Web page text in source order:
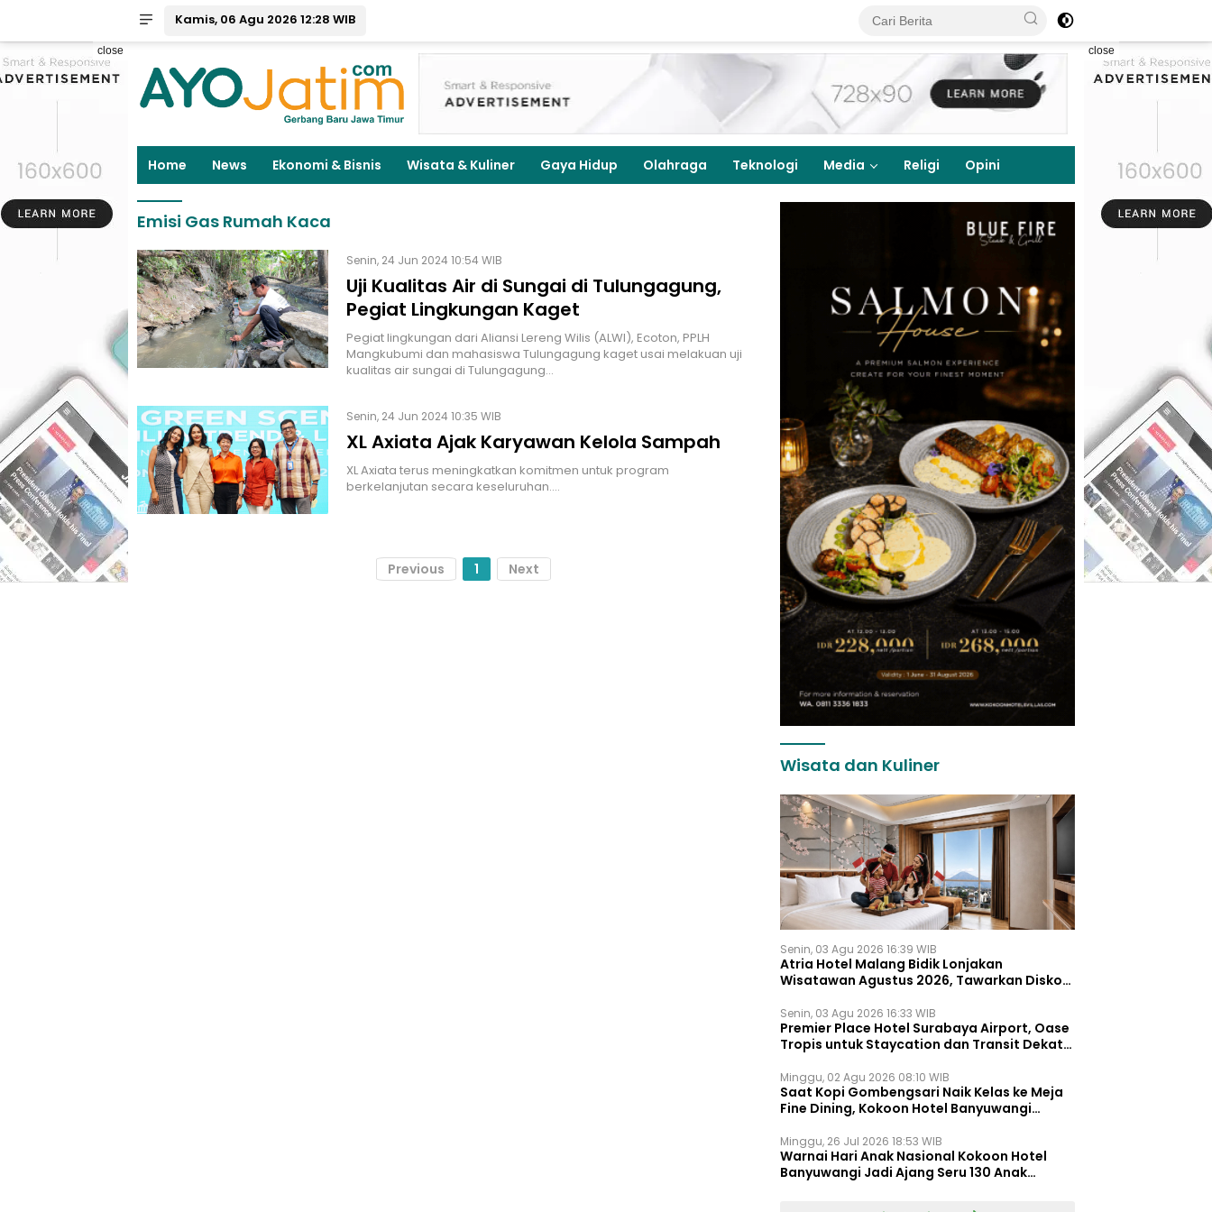
Kamis, 06 Agu 2026 12:28 WIB
close close
Home News Ekonomi & Bisnis Wisata & Kuliner Gaya Hidup Olahraga Teknologi Media Religi Opini
Emisi Gas Rumah Kaca
Senin, 24 Jun 2024 10:54 WIB
Uji Kualitas Air di Sungai di Tulungagung,
Pegiat Lingkungan Kaget
Pegiat lingkungan dari Aliansi Lereng Wilis (ALWI), Ecoton, PPLH
Mangkubumi dan mahasiswa Tulungagung kaget usai melakuan uji
kualitas air sungai di Tulungagung…
Senin, 24 Jun 2024 10:35 WIB
XL Axiata Ajak Karyawan Kelola Sampah
XL Axiata terus meningkatkan komitmen untuk program
berkelanjutan secara keseluruhan.…
Previous 1 Next
Wisata dan Kuliner
Senin, 03 Agu 2026 16:39 WIB
Atria Hotel Malang Bidik Lonjakan
Wisatawan Agustus 2026, Tawarkan Diskon
Senin, 03 Agu 2026 16:33 WIB
Premier Place Hotel Surabaya Airport, Oase
Tropis untuk Staycation dan Transit Dekat
Minggu, 02 Agu 2026 08:10 WIB
Saat Kopi Gombengsari Naik Kelas ke Meja
Fine Dining, Kokoon Hotel Banyuwangi
Minggu, 26 Jul 2026 18:53 WIB
Warnai Hari Anak Nasional Kokoon Hotel
Banyuwangi Jadi Ajang Seru 130 Anak